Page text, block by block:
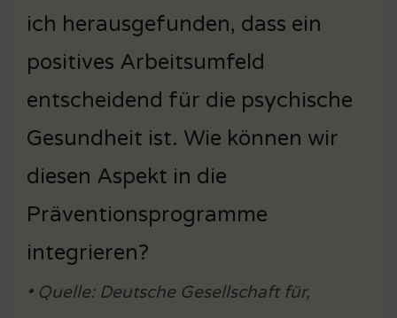
ich herausgefunden, dass ein
positives Arbeitsumfeld
entscheidend für die psychische
Gesundheit ist. Wie können wir
diesen Aspekt in die
Präventionsprogramme
integrieren?
• Quelle: Deutsche Gesellschaft für,